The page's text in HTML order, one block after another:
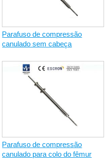
Parafuso de compressão
canulado sem cabeça
Parafuso de compressão
canulado para colo do fêmur